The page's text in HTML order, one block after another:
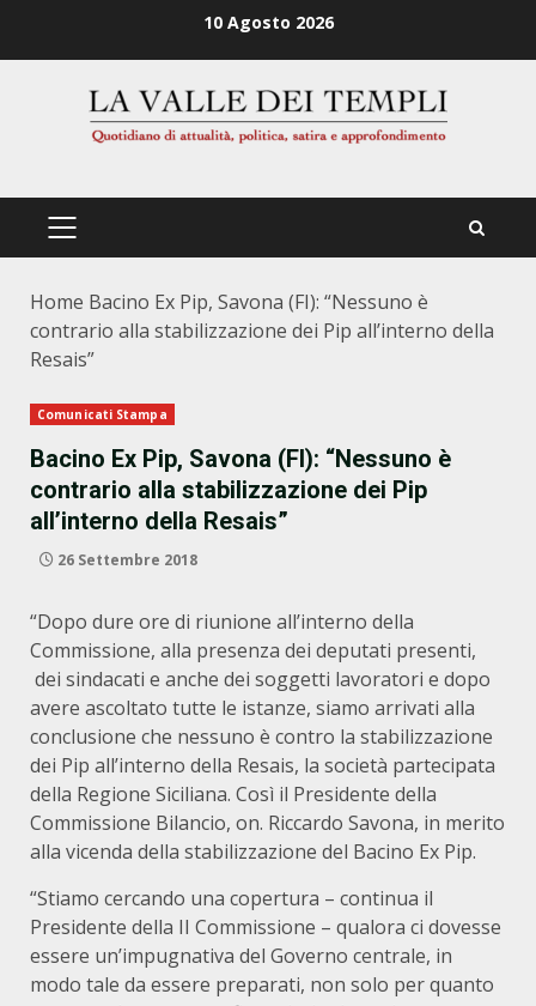
10 Agosto 2026
PRIMÄRES
Home Bacino Ex Pip, Savona (FI): “Nessuno è
contrario alla stabilizzazione dei Pip all’interno della
Resais”
Comunicati Stampa
Bacino Ex Pip, Savona (FI): “Nessuno è
contrario alla stabilizzazione dei Pip
all’interno della Resais”
26 Settembre 2018
“Dopo dure ore di riunione all’interno della
Commissione, alla presenza dei deputati presenti,
dei sindacati e anche dei soggetti lavoratori e dopo
avere ascoltato tutte le istanze, siamo arrivati alla
conclusione che nessuno è contro la stabilizzazione
dei Pip all’interno della Resais, la società partecipata
della Regione Siciliana. Così il Presidente della
Commissione Bilancio, on. Riccardo Savona, in merito
alla vicenda della stabilizzazione del Bacino Ex Pip.
“Stiamo cercando una copertura – continua il
Presidente della II Commissione – qualora ci dovesse
essere un’impugnativa del Governo centrale, in
modo tale da essere preparati, non solo per quanto